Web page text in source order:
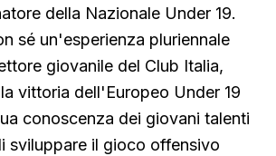
della Nazionale Under 19.
sé un'esperienza pluriennale
giovanile del Club Italia,
vittoria dell'Europeo Under 19
conoscenza dei giovani talenti
sviluppare il gioco offensivo